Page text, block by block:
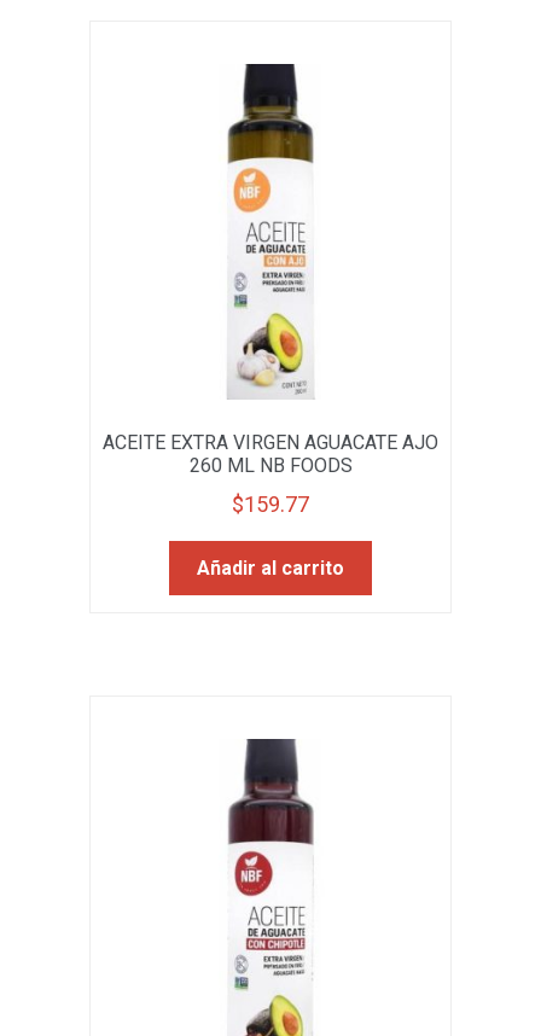
ACEITE EXTRA VIRGEN AGUACATE AJO
260 ML NB FOODS
$159.77
Añadir al carrito